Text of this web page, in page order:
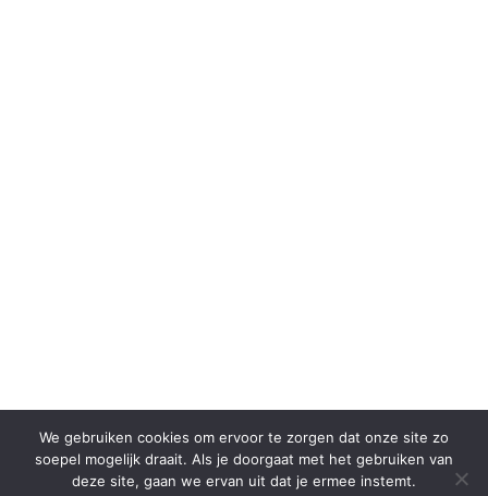
We gebruiken cookies om ervoor te zorgen dat onze site zo
soepel mogelijk draait. Als je doorgaat met het gebruiken van
deze site, gaan we ervan uit dat je ermee instemt.